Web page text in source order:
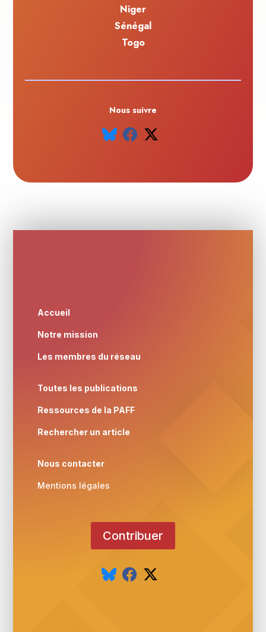
Niger
Sénégal
Togo
Nous suivre
Accueil
Notre mission
Les membres du réseau
Toutes les publications
Ressources de la PAFF
Rechercher un article
Nous contacter
Mentions légales
Contribuer